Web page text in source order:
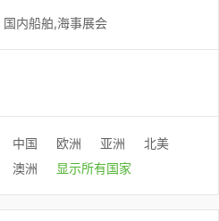
国内船舶,海事展会
中国 欧洲 亚洲
北美
澳洲 显示所有国家